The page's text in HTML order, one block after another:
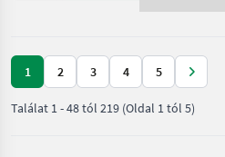
felszerelve
Vogel&Noot
1 2 3 4 5
Találat 1-48tól 219 (Oldal 1 tól 5)